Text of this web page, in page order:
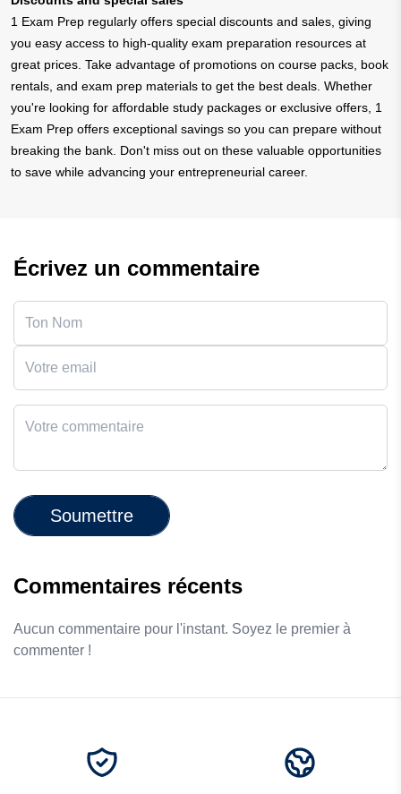
1 Exam Prep regularly offers special discounts and sales, giving
you easy access to high-quality exam preparation resources at
great prices. Take advantage of promotions on course packs, book
rentals, and exam prep materials to get the best deals. Whether
you're looking for affordable study packages or exclusive offers, 1
Exam Prep offers exceptional savings so you can prepare without
breaking the bank. Don't miss out on these valuable opportunities
to save while advancing your entrepreneurial career.
Écrivez un commentaire
Soumettre
Commentaires récents
Aucun commentaire pour l'instant. Soyez le premier à
commenter !